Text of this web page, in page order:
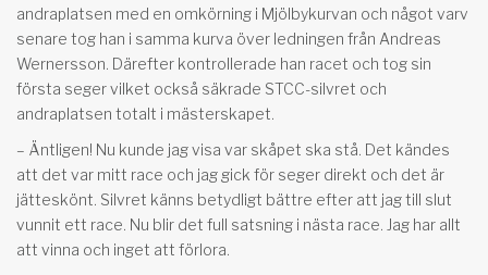
andraplatsen med en omkörning i Mjölbykurvan och något varv
senare tog han i samma kurva över ledningen från Andreas
Wernersson. Därefter kontrollerade han racet och tog sin
första seger vilket också säkrade STCC-silvret och
andraplatsen totalt i mästerskapet.
– Äntligen! Nu kunde jag visa var skåpet ska stå. Det kändes
att det var mitt race och jag gick för seger direkt och det är
jätteskönt. Silvret känns betydligt bättre efter att jag till slut
vunnit ett race. Nu blir det full satsning i nästa race. Jag har allt
att vinna och inget att förlora.